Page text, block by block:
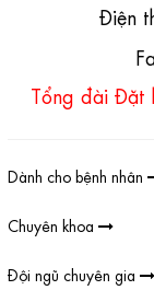
Điện
Tổng đài Đặt
Dành cho bệnh nhân
Chuyên khoa
Đội ngũ chuyên gia